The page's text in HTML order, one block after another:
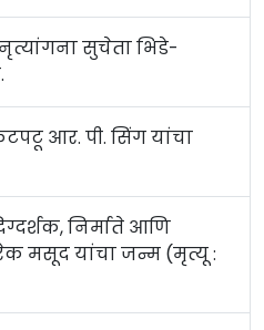
सुचेता भिडे-
आर. पी. सिंग यांचा
निर्माते आणि
मसूद यांचा जन्म (मृत्यू :